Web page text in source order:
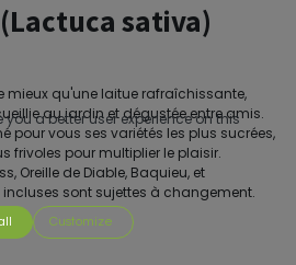
sativa)
mieux qu'une laitue rafraîchissante,
au jardin et dégustée entre amis.
pour vous ses variétés les plus sucrées,
frivoles pour multiplier le plaisir.
Oreille de Diable, Baquieu, et
incluses sont sujettes à changement.
a better user experience on this
Customize